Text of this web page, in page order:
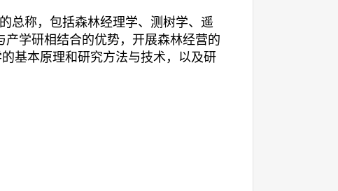
总称，包括森林经理学、测树学、遥
学研相结合的优势，开展森林经营的
基本原理和研究方法与技术，以及研